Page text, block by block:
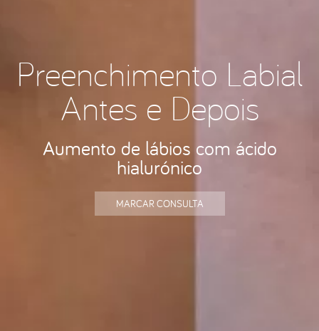
Preenchimento Labial
Antes e Depois
Aumento de lábios com ácido
hialurónico
MARCAR CONSULTA